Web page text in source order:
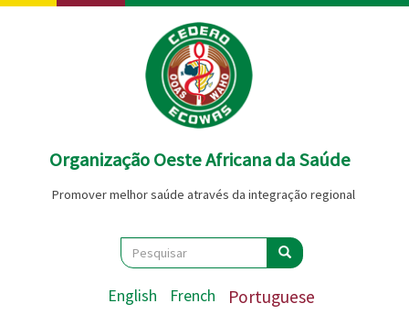
Passar
Organização Oeste Africana da Saúde
Promover melhor saúde através da integração regional
Search
Pesquisar Pesquisar
English French Portuguese